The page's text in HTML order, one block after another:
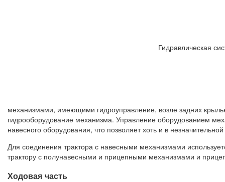
Гидравлическая
механизмами, имеющими гидроуправление, возле задних
гидрооборудование механизма. Управление оборудованием
навесного оборудования, что позволяет хоть и в
Для соединения трактора с навесными механизмами
трактору с полунавесными и прицепными механизмами и
Ходовая часть